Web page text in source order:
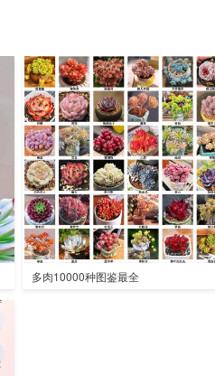
多肉10000种图鉴最全